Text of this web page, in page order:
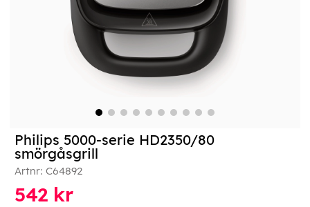
Philips 5000-serie HD2350/80
smörgåsgrill
Artnr: C64892
542 kr